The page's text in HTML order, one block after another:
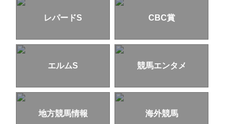
レパードS CBC賞
エルムS 競馬エンタメ
地方競馬情報 海外競馬